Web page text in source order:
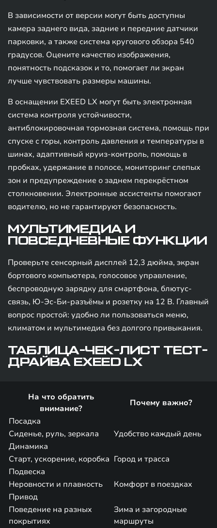
В зависимости от версии могут быть доступны
камера заднего вида, задние и передние датчики
парковки, а также система кругового обзора 540
градусов. Оцените качество изображения,
понятность подсказок и то, помогает ли экран
лучше чувствовать размеры машины.
В оснащении EXEED LX могут быть электронная
система контроля устойчивости,
антиблокировочная тормозная система, помощь при
спуске с горы, контроль давления и температуры в
шинах, адаптивный круиз-контроль, помощь в
пробках, удержание в полосе, мониторинг слепых
зон и предупреждение о заднем перекрёстном
столкновении. Электронные ассистенты помогают
водителю, но не гарантируют безопасность.
МУЛЬТИМЕДИА И
ПОВСЕДНЕВНЫЕ ФУНКЦИИ
Проверьте сенсорный дисплей 12,3 дюйма, экран
бортового компьютера, голосовое управление,
беспроводную зарядку для смартфона, блютус-
связь, Ю-Эс-Би-разъёмы и розетку на 12 В. Главный
вопрос простой: удобно ли пользоваться меню,
климатом и мультимедиа без долгого привыкания.
ТАБЛИЦА-ЧЕК-ЛИСТ ТЕСТ-
ДРАЙВА EXEED LX
На что обратить
внимание?
Почему важно?
Посадка
Сиденье, руль, зеркала
Удобство каждый день
Динамика
Старт, ускорение, коробка Город и трасса
Подвеска
Неровности и плавность
Комфорт в поездках
Привод
Поведение на разных
покрытиях
Зима и загородные
маршруты